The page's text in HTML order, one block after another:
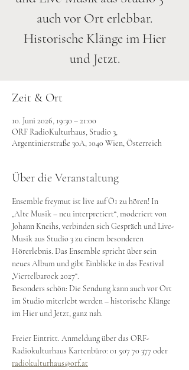
auch vor Ort erlebbar.
Historische Klänge im Hier
und Jetzt.
Zeit & Ort
10. Juni 2026, 19:30 – 21:00
ORF RadioKulturhaus, Studio 3,
Argentinierstraße 30A, 1040 Wien, Österreich
Über die Veranstaltung
Ensemble freymut ist live auf Ö1 zu hören! In
„Alte Musik – neu interpretiert“, moderiert von
Johann Kneihs, verbinden sich Gespräch und Live-
Musik aus Studio 3 zu einem besonderen
Hörerlebnis. Das Ensemble spricht über sein
neues Album und gibt Einblicke in das Festival
„Viertelbarock 2027“.
Besonders schön: Die Sendung kann auch vor Ort
im Studio miterlebt werden – historische Klänge
im Hier und Jetzt, ganz nah.
Freier Eintritt. Anmeldung über das ORF-
Radiokulturhaus Kartenbüro: 01 507 70 377 oder
radiokulturhaus@orf.at